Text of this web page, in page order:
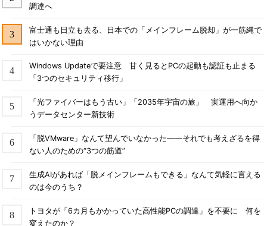
調達へ
富士通も日立も去る、日本での「メインフレーム脱却」が一筋縄で
はいかない理由
Windows Updateで要注意 甘く見るとPCの起動も認証も止まる
「3つのセキュリティ移行」
「光ファイバーはもう古い」「2035年宇宙の旅」 実運用へ向か
うデータセンター新技術
「脱VMware」なんて望んでいなかった――それでも考えざるを得
ない人のための“3つの筋道”
生成AIがあれば「脱メインフレームもできる」なんて気軽に言える
のは今のうち？
トヨタが「6カ月もかかっていた高性能PCの調達」を不要に 何を
変えたのか？